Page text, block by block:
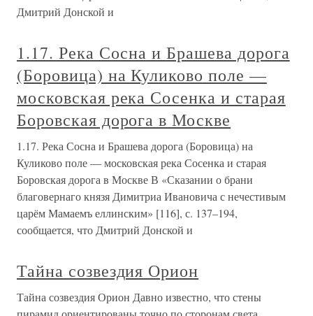
Дмитрий Донской и
1.17. Река Сосна и Брашева дорога
(Боровица) на Куликово поле —
московская река Сосенка и старая
Боровская дорога в Москве
1.17. Река Сосна и Брашева дорога (Боровица) на
Куликово поле — московская река Сосенка и старая
Боровская дорога в Москве В «Сказании о брани
благовернаго князя Димитриа Ивановича с нечестивым
царём Мамаемъ еллинским» [116], с. 137–194,
сообщается, что Дмитрий Донской и
Тайна созвездия Орион
Тайна созвездия Орион Давно известно, что стены